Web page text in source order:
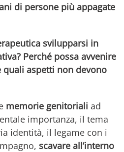
di persone più appagate
svilupparsi in
Perché possa avvenire
quali aspetti non devono
memorie genitoriali ad
importanza, il tema
identità, il legame con i
scavare all’interno